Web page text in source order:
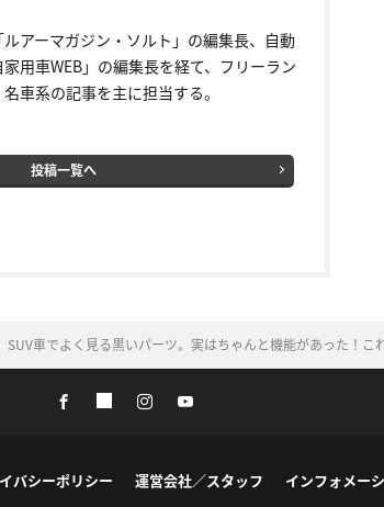
アーマガジン・ソルト」の編集長、自動
用車WEB」の編集長を経て、フリーラン
車系の記事を主に担当する。
投稿一覧へ
SUV車でよく見る黒いパーツ。実はちゃんと機能があった！
バシーポリシー 運営会社／スタッフ インフォメー